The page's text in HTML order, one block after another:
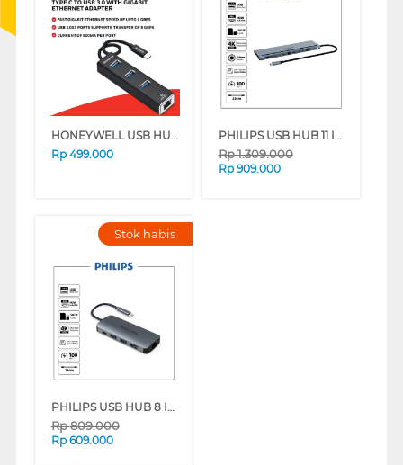
HONEYWELL USB HUB ADAPTER TYPE C TO USB 3.0 HONEYWELL06/ADP/BL
Rp 499.000
PHILIPS USB HUB 11 IN 1 USB-C TO HDTV MULTIFUNCTION PHILIPSSWV6157G
Rp1.309.000
Rp 909.000
Stok habis
PHILIPS USB HUB 8 IN 1 USB-C TO HDTV MULTIFUNCTION PHILIPSSWV6138G
Rp809.000
Rp 609.000